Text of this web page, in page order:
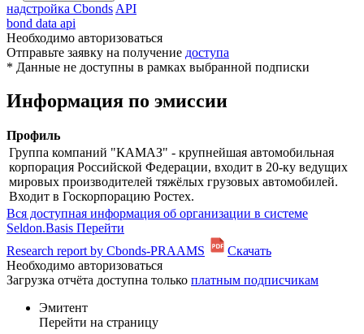
надстройка Cbonds API
bond data api
Необходимо авторизоваться
Отправьте заявку на получение доступа
* Данные не доступны в рамках выбранной подписки
Информация по эмиссии
Профиль
Группа компаний "КАМАЗ" - крупнейшая автомобильная
корпорация Российской Федерации, входит в 20-ку ведущих
мировых производителей тяжёлых грузовых автомобилей.
Входит в Госкорпорацию Ростех.
Вся доступная информация об организации в системе
Seldon.Basis Перейти
Research report by Cbonds-PRAAMS
Скачать
Необходимо авторизоваться
Загрузка отчёта доступна только платным подписчикам
Эмитент
Перейти на страницу